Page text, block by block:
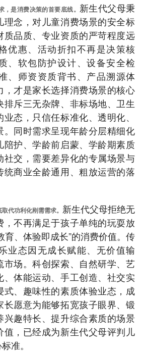
是消费决策的首要底线。 新生代父母秉
理念，对儿童消费场景的安全标
质品质、专业资质的严苛程度远
优惠、活动折扣不再是决策核
、软包防护设计、设备安全检
、师资资质背书、产品溯源体
，才是家长选择消费场景的核心
斥三无杂牌、非标场地、卫生
态，只信任标准化、透明化、
。同时需求呈现年龄分层精细化
陪护、学龄前启蒙、学龄期素质
社交，需要差异化的专属场景与
统商业全龄通用、粗放运营的落
代功利化刚需需求。 新生代父母拒绝无
，不再满足于孩子单纯的玩耍放
育、体验即成长”的消费价值。传
业态因无成长赋能、无价值输
市场。科创探索、自然研学、艺
、体能运动、手工创造、社交实
式、趣味性的素质体验业态，成
长愿意为能够拓宽孩子眼界、锻
兴趣特长、提升综合素质的场景
值，已经成为新生代父母评判儿
准。